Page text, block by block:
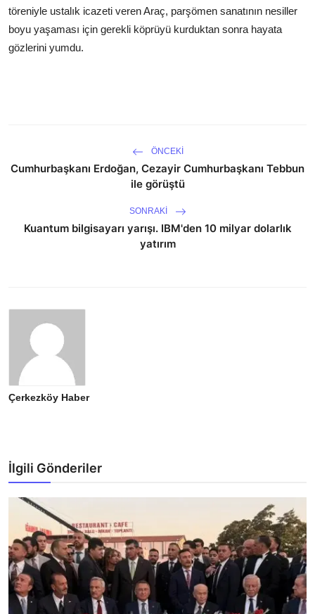
töreniyle ustalık icazeti veren Araç, parşömen sanatının nesiller
boyu yaşaması için gerekli köprüyü kurduktan sonra hayata
gözlerini yumdu.
ÖNCEKI
Cumhurbaşkanı Erdoğan, Cezayir Cumhurbaşkanı Tebbun
ile görüştü
SONRAKI
Kuantum bilgisayarı yarışı. IBM'den 10 milyar dolarlık
yatırım
Çerkezköy Haber
İlgili Gönderiler